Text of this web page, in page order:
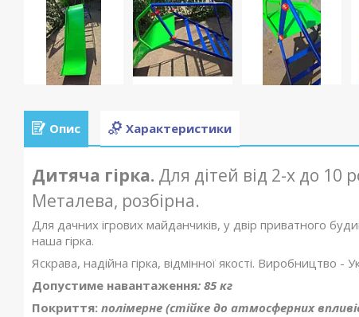
Опис Характеристики
Дитяча гірка. Для дітей від 2-х до 10
Металева, розбірна.
Для дачних ігрових майданчиків, у двір приватного
наша гірка.
Яскрава, надійна гірка, відмінної якості. Виробництво -
Допустиме навантаження: 85 кг
Покриття: полімерне (стійке до атмосферних